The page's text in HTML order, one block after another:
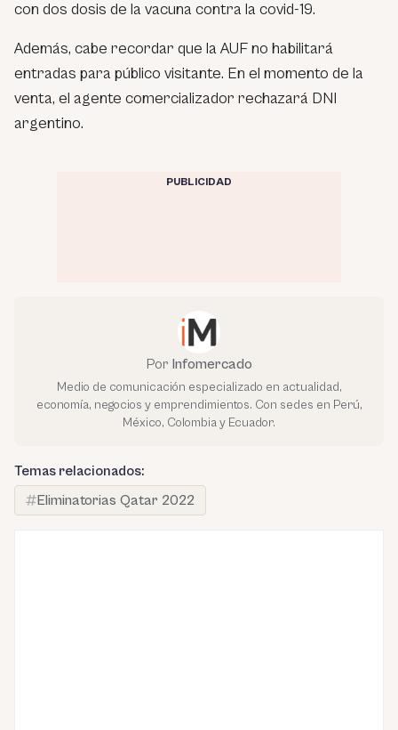
con dos dosis de la vacuna contra la covid-19.
Además, cabe recordar que la AUF no habilitará
entradas para público visitante. En el momento de la
venta, el agente comercializador rechazará DNI
argentino.
PUBLICIDAD
Por Infomercado
Medio de comunicación especializado en actualidad,
economía, negocios y emprendimientos. Con sedes en Perú,
México, Colombia y Ecuador.
Temas relacionados:
Eliminatorias Qatar 2022